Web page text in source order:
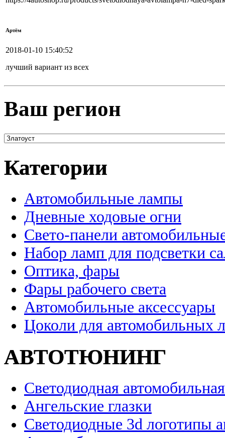
Артём
2018-01-10 15:40:52
лучший вариант из всех
Ваш регион
Категории
Автомобильные лампы
Дневные ходовые огни
Свето-панели
Набор ламп для подсветки
Оптика, фары
Фары рабочего света
Автомобильные аксессуары
Цоколи для автомобильных
АВТОТЮНИНГ
Светодиодная
Ангельские глазки
Светодиодные 3d логотипы